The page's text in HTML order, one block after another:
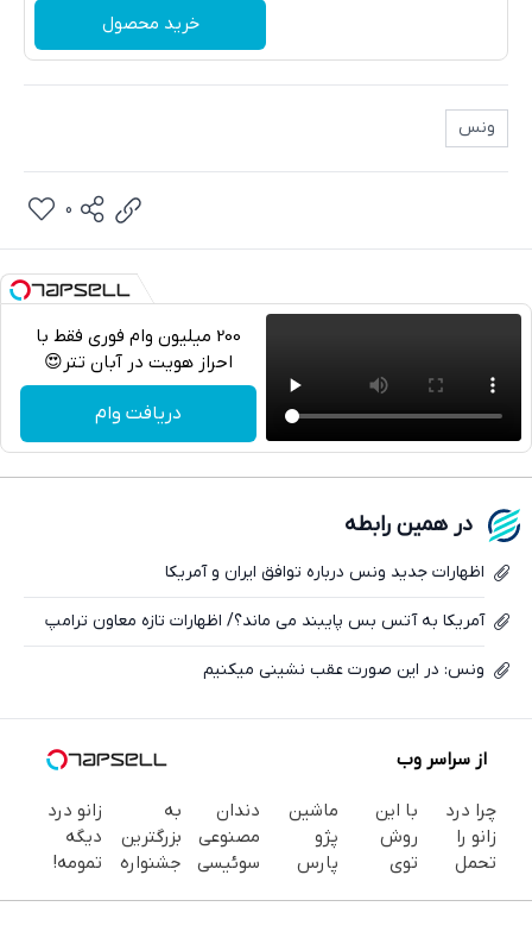
خرید محصول
ونس
واتساپ
0
200 میلیون وام فوری فقط با
احراز هویت در آبان تتر😍
دریافت وام
در همین رابطه
اظهارات جدید ونس درباره توافق ایران و آمریکا
آمریکا به آتس بس پایبند می ماند؟/ اظهارات تازه معاون ترامپ
ونس: در این صورت عقب نشینی میکنیم
از سراسر وب
چرا درد
زانو را
تحمل
با این
روش
توی
ماشین
پژو
پارس
دندان
مصنوعی
سوئیسی
به
بزرگترین
جشنواره
زانو درد
دیگه
تمومه!